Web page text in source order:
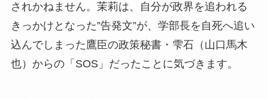
されかねません。茉莉は、自分が政界を追われる
きっかけとなった”告発文”が、学部長を自死へ追い
込んでしまった鷹臣の政策秘書・雫石（山口馬木
也）からの「SOS」だったことに気づきます。